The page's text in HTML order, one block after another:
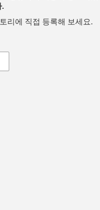
.
리에 직접 등록해 보세요.